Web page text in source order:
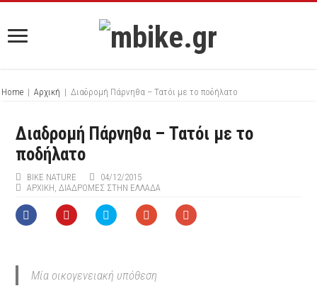
Home | Αρχική | Διαδρομή Πάρνηθα – Τατόι με το ποδήλατο
Διαδρομή Πάρνηθα – Τατόι με το
ποδήλατο
BIKE NATURE
04/12/2015
ΑΡΧΙΚΉ,ΔΙΑΔΡΟΜΕΣ ΣΤΗΝ ΕΛΛΑΔΑ
Μία οικογενειακή υπόθεση